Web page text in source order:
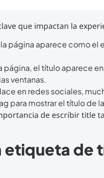
que impactan la
página aparece como el
página, el título aparece
ventanas.
en redes sociales,
para mostrar el título de
de escribir title
de